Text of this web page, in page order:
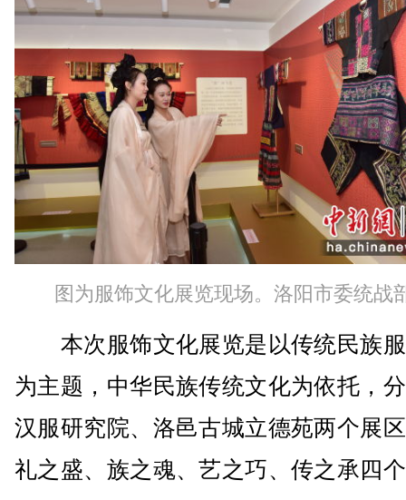
图为服饰文化展览现场。洛阳市委统战
本次服饰文化展览是以传统民族
为主题，中华民族传统文化为依托，
汉服研究院、洛邑古城立德苑两个展
礼之盛、族之魂、艺之巧、传之承四